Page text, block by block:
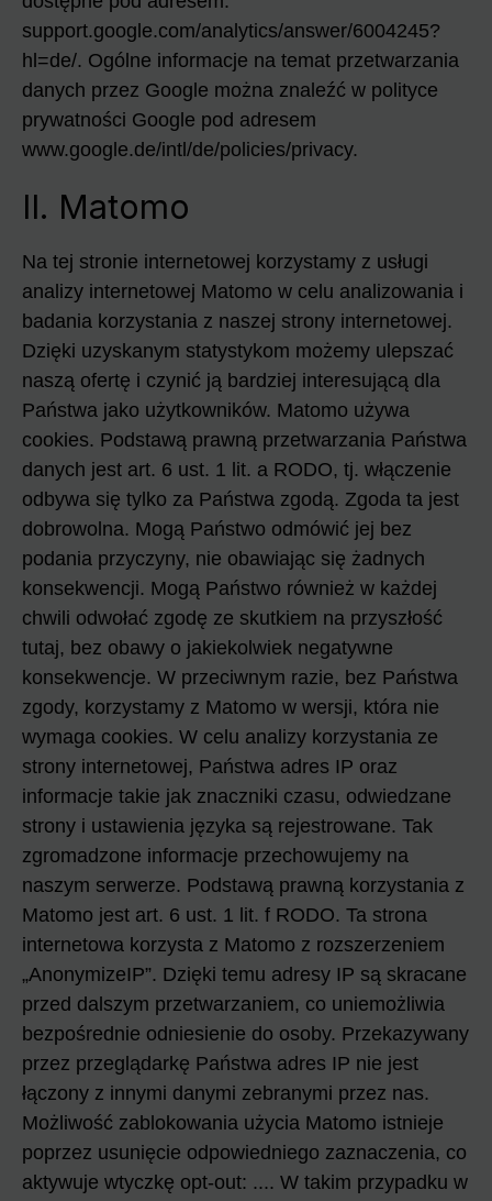
support.google.com/analytics/answer/6004245?
hl=de/. Ogólne informacje na temat przetwarzania
danych przez Google można znaleźć w polityce
prywatności Google pod adresem
www.google.de/intl/de/policies/privacy.
II. Matomo
Na tej stronie internetowej korzystamy z usługi
analizy internetowej Matomo w celu analizowania i
badania korzystania z naszej strony internetowej.
Dzięki uzyskanym statystykom możemy ulepszać
naszą ofertę i czynić ją bardziej interesującą dla
Państwa jako użytkowników. Matomo używa
cookies. Podstawą prawną przetwarzania Państwa
danych jest art. 6 ust. 1 lit. a RODO, tj. włączenie
odbywa się tylko za Państwa zgodą. Zgoda ta jest
dobrowolna. Mogą Państwo odmówić jej bez
podania przyczyny, nie obawiając się żadnych
konsekwencji. Mogą Państwo również w każdej
chwili odwołać zgodę ze skutkiem na przyszłość
tutaj, bez obawy o jakiekolwiek negatywne
konsekwencje. W przeciwnym razie, bez Państwa
zgody, korzystamy z Matomo w wersji, która nie
wymaga cookies. W celu analizy korzystania ze
strony internetowej, Państwa adres IP oraz
informacje takie jak znaczniki czasu, odwiedzane
strony i ustawienia języka są rejestrowane. Tak
zgromadzone informacje przechowujemy na
naszym serwerze. Podstawą prawną korzystania z
Matomo jest art. 6 ust. 1 lit. f RODO. Ta strona
internetowa korzysta z Matomo z rozszerzeniem
„AnonymizeIP”. Dzięki temu adresy IP są skracane
przed dalszym przetwarzaniem, co uniemożliwia
bezpośrednie odniesienie do osoby. Przekazywany
przez przeglądarkę Państwa adres IP nie jest
łączony z innymi danymi zebranymi przez nas.
Możliwość zablokowania użycia Matomo istnieje
poprzez usunięcie odpowiedniego zaznaczenia, co
aktywuje wtyczkę opt-out: .... W takim przypadku w